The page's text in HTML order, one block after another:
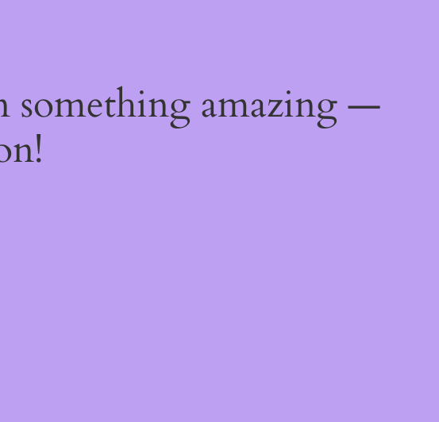
something amazing —